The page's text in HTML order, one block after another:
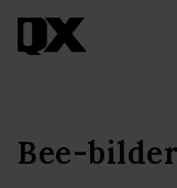
Bee-